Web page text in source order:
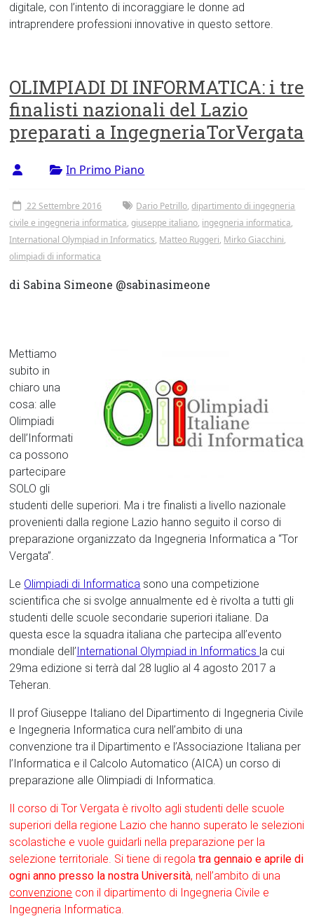
digitale, con l’intento di incoraggiare le donne ad
intraprendere professioni innovative in questo settore.
OLIMPIADI DI INFORMATICA: i tre
finalisti nazionali del Lazio
preparati a IngegneriaTorVergata
In Primo Piano
22 Settembre 2016 Dario Petrillo,dipartimento di ingegneria
civile e ingegneria informatica,giuseppe italiano, ingegneria informatica,
International Olympiad in Informatics, Matteo Ruggeri, Mirko Giacchini,
olimpiadi di informatica
di Sabina Simeone @sabinasimeone
Mettiamo
subito in
chiaro una
cosa: alle
Olimpiadi
dell’Informati
ca possono
partecipare
SOLO gli
studenti delle superiori. Ma i tre finalisti a livello nazionale
provenienti dalla regione Lazio hanno seguito il corso di
preparazione organizzato da Ingegneria Informatica a “Tor
Vergata”.
Le Olimpiadi di Informatica sono una competizione
scientifica che si svolge annualmente ed è rivolta a tutti gli
studenti delle scuole secondarie superiori italiane. Da
questa esce la squadra italiana che partecipa all’evento
mondiale dell’ International Olympiad in Informatics la cui
29ma edizione si terrà dal 28 luglio al 4 agosto 2017 a
Teheran.
Il prof Giuseppe Italiano del Dipartimento di Ingegneria Civile
e Ingegneria Informatica cura nell’ambito di una
convenzione tra il Dipartimento e l’Associazione Italiana per
l’Informatica e il Calcolo Automatico (AICA) un corso di
preparazione alle Olimpiadi di Informatica.
Il corso di Tor Vergata è rivolto agli studenti delle scuole
superiori della regione Lazio che hanno superato le selezioni
scolastiche e vuole guidarli nella preparazione per la
selezione territoriale. Si tiene di regolatra gennaio e aprile di
ogni anno presso la nostra Università, nell’ambito di una
convenzione con il dipartimento di Ingegneria Civile e
Ingegneria Informatica.